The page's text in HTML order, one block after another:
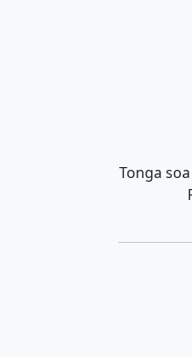
Tonga